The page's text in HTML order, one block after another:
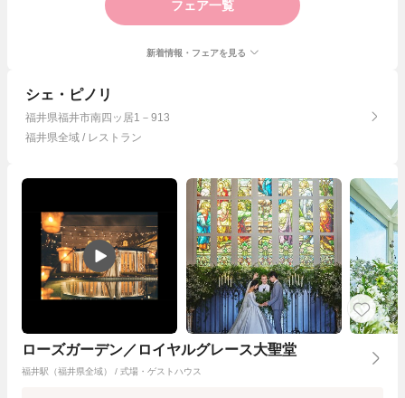
フェア一覧
新着情報・フェアを見る
シェ・ピノリ
福井県福井市南四ッ居1－913
福井県全域 / レストラン
ローズガーデン／ロイヤルグレース大聖堂
福井駅（福井県全域） / 式場・ゲストハウス